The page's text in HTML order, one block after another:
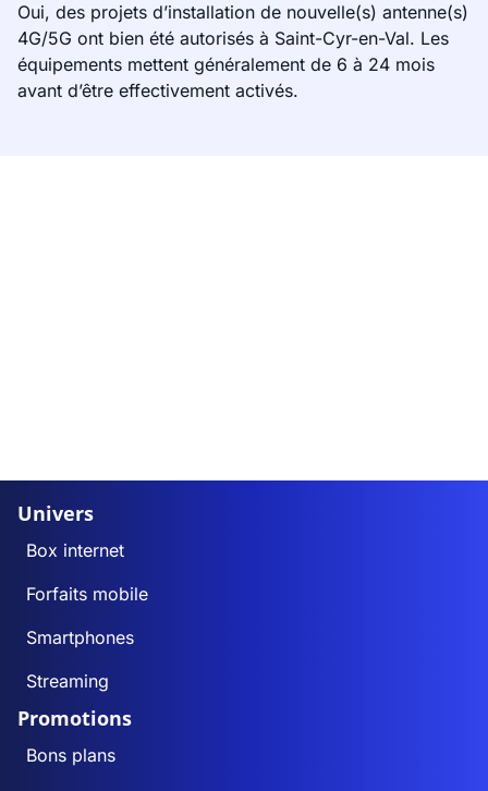
Oui, des projets d’installation de nouvelle(s) antenne(s)
4G/5G ont bien été autorisés à Saint-Cyr-en-Val. Les
équipements mettent généralement de 6 à 24 mois
avant d’être effectivement activés.
Univers
Box internet
Forfaits mobile
Smartphones
Streaming
Promotions
Bons plans